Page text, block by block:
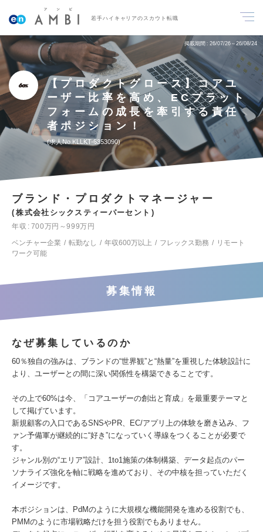
若手ハイキャリアのスカウト転職
掲載期間 26/07/26～26/08/24
【プロダクトグロース】コアユ
ーザー比率を高め、ECプラット
フォームの成長を牽引する責任
者ポジション！
求人No.KLLKT-6353090
ブランド・プロダクトマネージャー
株式会社シックスティーパーセント
年収
700万円～999万円
ベンチャー企業
転勤なし 年収600万以上 フレックス勤務
リモート
ワーク可能
募集情報
なぜ募集しているのか
60％独自の強みは、ブランドの“世界観”と“熱量”を重視した体験設計に
より、ユーザーとの間に深い関係性を構築できることです。
その上で60%は今、「コアユーザーの創出と育成」を最重要テーマと
して掲げています。
新規顧客の入口であるSNSやPR、EC/アプリ上の体験を磨き込み、フ
ァン予備軍が継続的に“好き”になっていく導線をつくることが必要で
す。
ジャンル別の“エリア”設計、1to1施策の体制構築、データ起点のパー
ソナライズ強化を軸に戦略を進めており、その中核を担っていただく
イメージです。
本ポジションは、PdMのように大規模な機能開発を進める役割でも、
PMMのように市場戦略だけを担う役割でもありません。